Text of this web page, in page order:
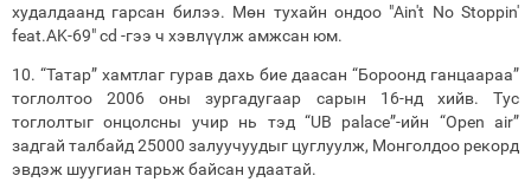
худалдаанд гарсан билээ. Мөн тухайн ондоо "Ain't No Stoppin'
feat.AK-69" cd -гээ ч хэвлүүлж амжсан юм.
10. “Татар” хамтлаг гурав дахь бие даасан “Бороонд ганцаараа”
тоглолтоо 2006 оны зургадугаар сарын 16-нд хийв. Тус
тоглолтыг онцолсны учир нь тэд “UB palace”-ийн “Open air”
задгай талбайд 25000 залуучуудыг цуглуулж, Монголдоо рекорд
эвдэж шуугиан тарьж байсан удаатай.